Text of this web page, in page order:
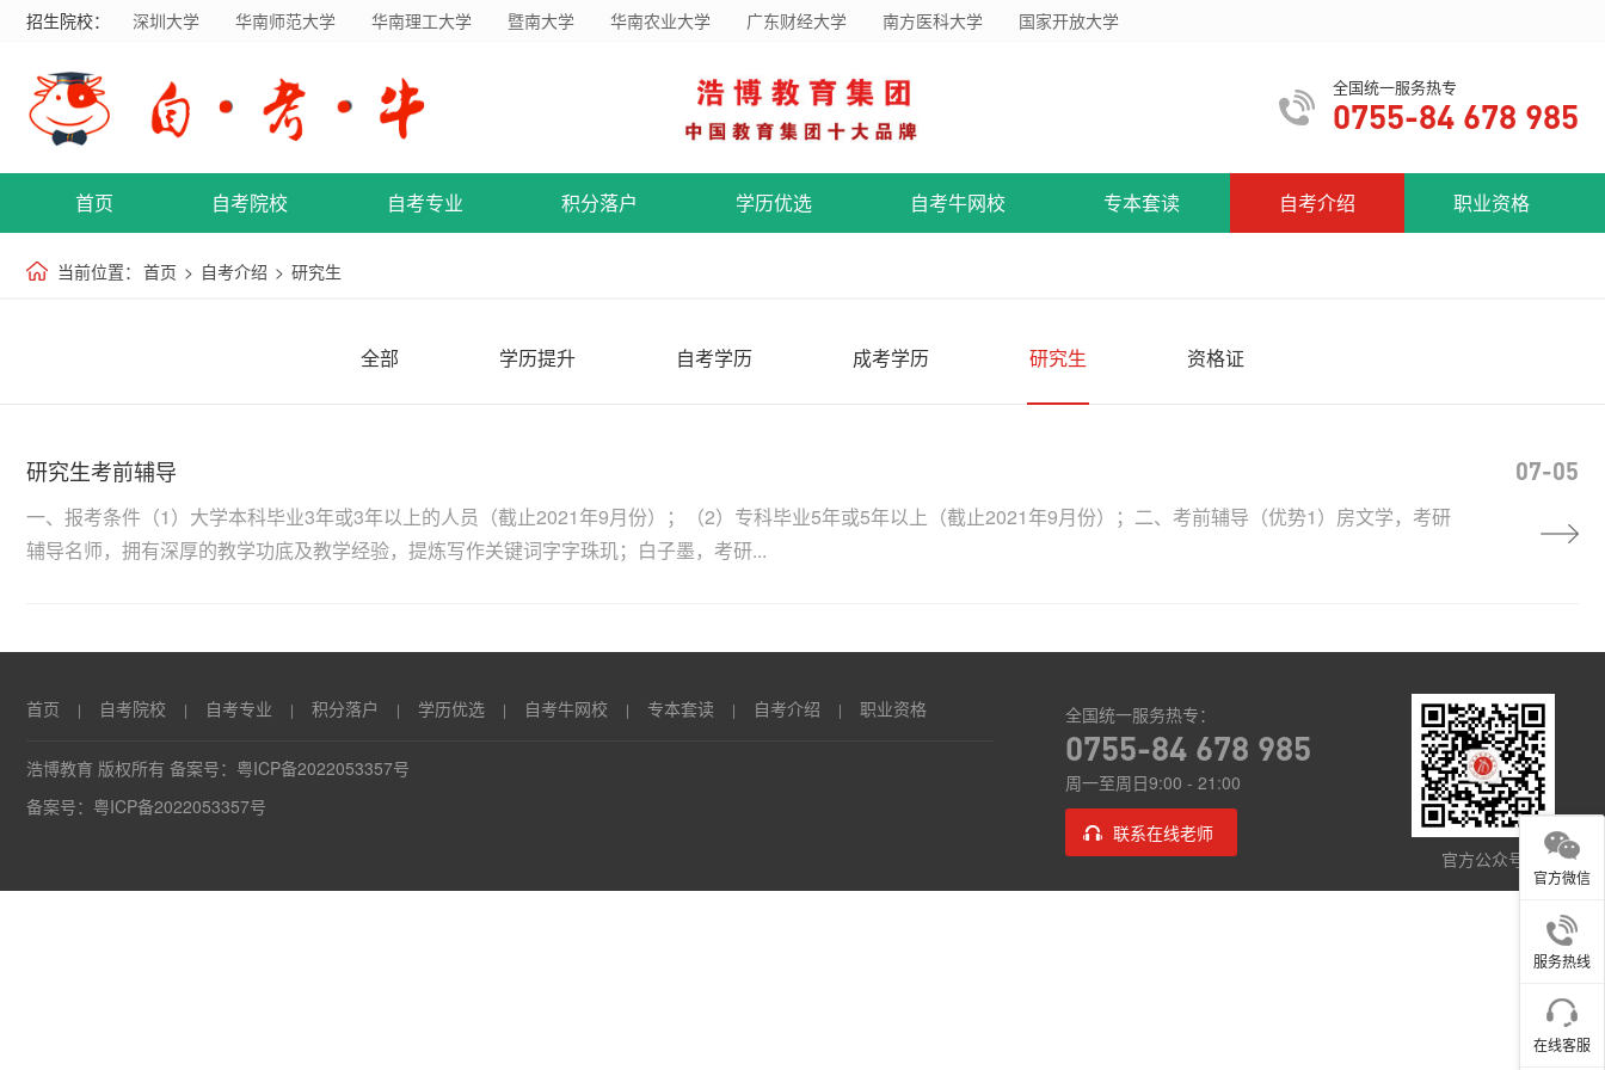
招生院校： 深圳大学 华南师范大学 华南理工大学 暨南大学 华南农业大学 广东财经大学 南方医科大学 国家开放大学
全国统一服务热专
0755-84 678 985
首页 自考院校 自考专业 积分落户 学历优选 自考牛网校 专本套读 自考介绍 职业资格
当前位置： 首页 > 自考介绍 > 研究生
全部 学历提升 自考学历 成考学历 研究生 资格证
研究生考前辅导 07-05
一、报考条件（1）大学本科毕业3年或3年以上的人员（截止2021年9月份）；（2）专科毕业5年或5年以上（截止2021年9月份）；二、考前辅导（优势1）房文学，考研
辅导名师，拥有深厚的教学功底及教学经验，提炼写作关键词字字珠玑；白子墨，考研...
首页 | 自考院校 | 自考专业 | 积分落户 | 学历优选 | 自考牛网校 | 专本套读 | 自考介绍 | 职业资格
浩博教育 版权所有 备案号： 粤ICP备2022053357号
备案号： 粤ICP备2022053357号
全国统一服务热专：
0755-84 678 985
周一至周日9:00 - 21:00
联系在线老师
官方公众号
官方微信
服务热线
在线客服